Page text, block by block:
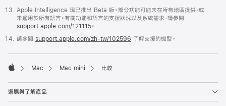
Apple Intelligence 現已推出 Beta 版。部分功能可能未在所有地區提供，或
未適用於所有語言。有關功能和語言的支援狀況以及系統需求，請參閱
support.apple.com/121115。
請參閱 support.apple.com/zh-tw/102596 了解支援的機型。

Mac Mac mini 比較
選購與了解產品